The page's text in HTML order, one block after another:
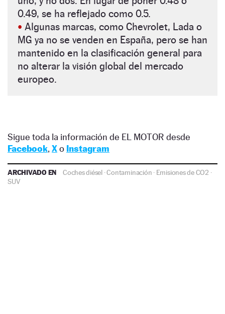
0.49, se ha reflejado como 0.5.
• Algunas marcas, como Chevrolet, Lada o
MG ya no se venden en España, pero se han
mantenido en la clasificación general para
no alterar la visión global del mercado
europeo.
Sigue toda la información de EL MOTOR desde
Facebook, Xo Instagram
ARCHIVADO EN Coches diésel ·Contaminación · Emisiones de CO2 ·
SUV